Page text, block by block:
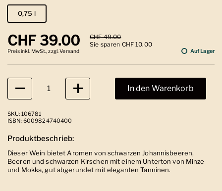
0,75 l
Regulärer Preis
CHF 39.00 Sale-Preis
CHF 49.00
Sie sparen CHF 10.00
Preis inkl. MwSt., zzgl. Versand Auf Lager
Anzahl
In den Warenkorb
SKU: 106781
ISBN: 6009824740400
Produktbeschrieb:
Dieser Wein bietet Aromen von schwarzen Johannisbeeren,
Beeren und schwarzen Kirschen mit einem Unterton von Minze
und Mokka, gut abgerundet mit eleganten Tanninen.